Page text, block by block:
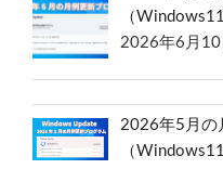
（
2026年6月10
2026年5月の
（